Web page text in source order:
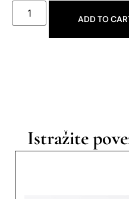
ADD TO
Istražite